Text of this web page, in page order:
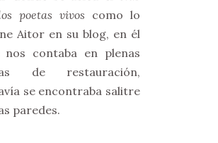
poetas vivos como lo
Aitor en su blog, en él
nos contaba en plenas
de restauración,
se encontraba salitre
paredes.